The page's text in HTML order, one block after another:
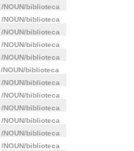
/NOUN/biblioteca
/NOUN/biblioteca
/NOUN/biblioteca
/NOUN/biblioteca
/NOUN/biblioteca
/NOUN/biblioteca
/NOUN/biblioteca
/NOUN/biblioteca
/NOUN/biblioteca
/NOUN/biblioteca
/NOUN/biblioteca
/NOUN/biblioteca